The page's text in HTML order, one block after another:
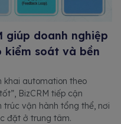
giúp doanh nghiệp
soát và bền
khai automation theo
BizCRM tiếp cận
trúc vận hành tổng thể, nơi
đặt ở trung tâm.